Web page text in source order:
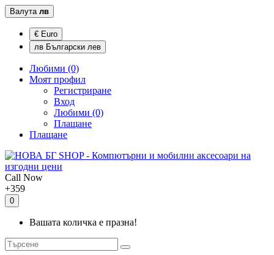
Валута лв
€ Euro
лв Български лев
Любими (0)
Моят профил
Регистриране
Вход
Любими (0)
Плащане
Плащане
Call Now
+359
0
Вашата количка е празна!